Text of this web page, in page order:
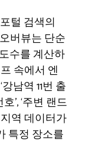
털 검색의
버뷰는 단순
수를 계산하
속에서 엔
남역 11번 출
’, ‘주변 랜드
역 데이터가
특정 장소를